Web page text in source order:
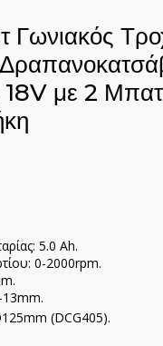
Γωνιακός
με 2
5.0 Ah.
0-2000rpm.
13mm.
(DCG405).